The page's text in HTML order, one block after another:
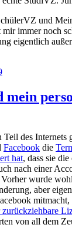
und
immer noch
eigentlich
mein
des Internets
Facebook die
hat, dass sie
nach einer
wurde
aber
von all dem